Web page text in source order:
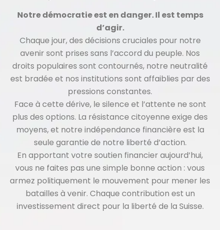
Notre démocratie est en danger. Il est temps
d’agir.
Chaque jour, des décisions cruciales pour notre
avenir sont prises sans l’accord du peuple. Nos
droits populaires sont contournés, notre neutralité
est bradée et nos institutions sont affaiblies par des
pressions constantes.
Face à cette dérive, le silence et l’attente ne sont
plus des options. La résistance citoyenne exige des
moyens, et notre indépendance financière est la
seule garantie de notre liberté d’action.
En apportant votre soutien financier aujourd’hui,
vous ne faites pas une simple bonne action : vous
armez politiquement le mouvement pour mener les
batailles à venir. Chaque contribution est un
investissement direct pour la liberté de la Suisse.